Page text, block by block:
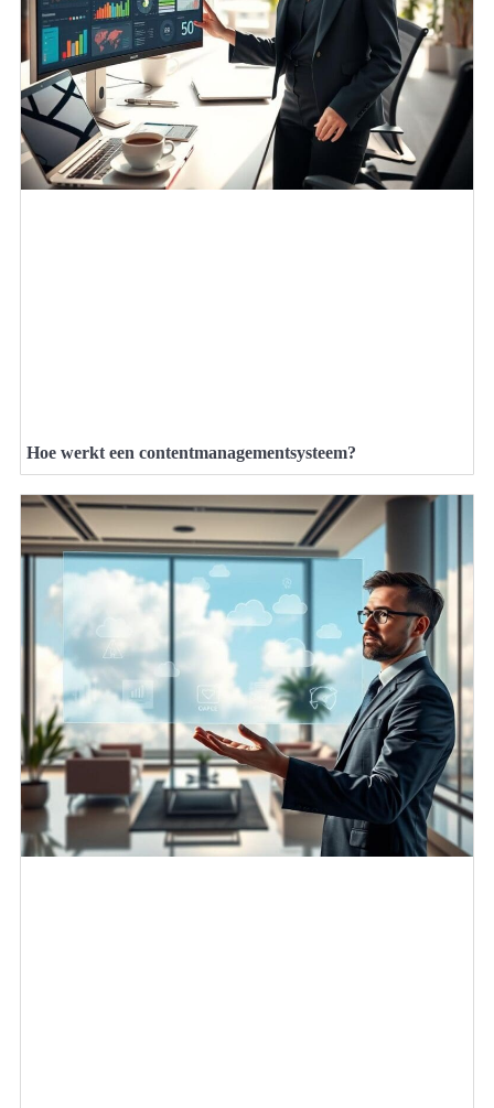
Hoe werkt een contentmanagementsysteem?